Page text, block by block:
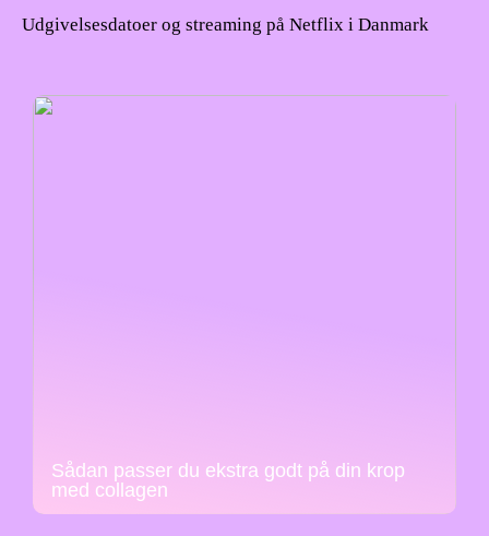
Udgivelsesdatoer og streaming på Netflix i Danmark
Sådan passer du ekstra godt på din krop
med collagen